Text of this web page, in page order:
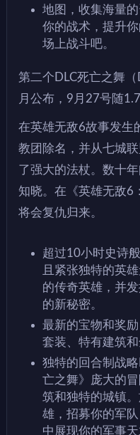
地图，收集海量
你的战术，提升
场上战斗吧。
第二个DLC死亡之舞
月公布，9月27号随
在英雄无敌6故事发生
教团除名，并从七城
了强大的法杖。数十
知晓。在《英雄无敌6
将会复仇归来。
超过10小时史诗
且紧张独特的英
的传奇英雄，并
的新秘密。
最新的宝物和奖
套装、特有建筑和
独特的回合制战
亡之舞》庞大的
筑和独特的城镇
雄，招募你的军
中展现你的军事天